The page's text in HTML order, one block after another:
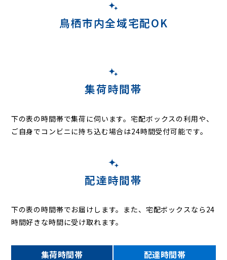
鳥栖市内全域宅配OK
集荷時間帯
下の表の時間帯で集荷に伺います。宅配ボックスの利用や、
ご自身でコンビニに持ち込む場合は24時間受付可能です。
配達時間帯
下の表の時間帯でお届けします。また、宅配ボックスなら24
時間好きな時間に受け取れます。
集荷時間帯 配達時間帯